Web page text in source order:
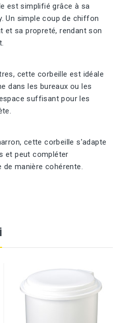
est simplifié grâce à sa
Un simple coup de chiffon
sa propreté, rendant son
cette corbeille est idéale
dans les bureaux ou les
suffisant pour les
cette corbeille s'adapte
et peut compléter
de manière cohérente.